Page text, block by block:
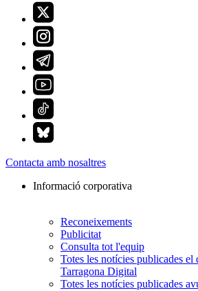
Contacta amb nosaltres
Informació corporativa
Reconeixements
Publicitat
Consulta tot l'equip
Totes les notícies publicades el
Tarragona Digital
Totes les notícies publicades